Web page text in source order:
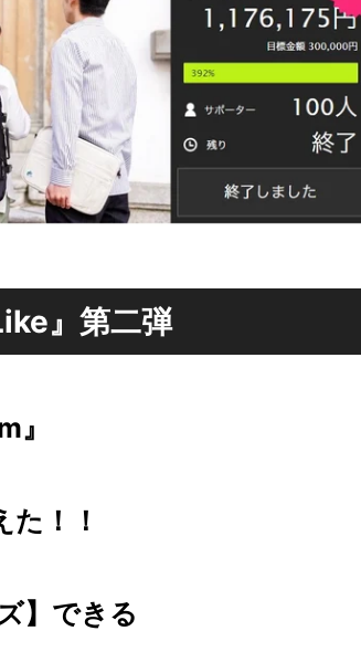
』第二弾
』
！！
】できる